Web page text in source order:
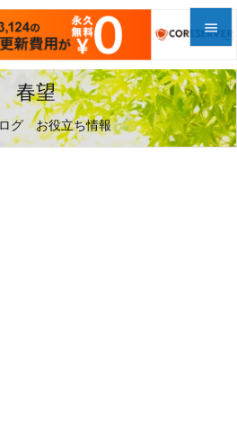
春望
グ お役立ち情報


メニュ

サイド